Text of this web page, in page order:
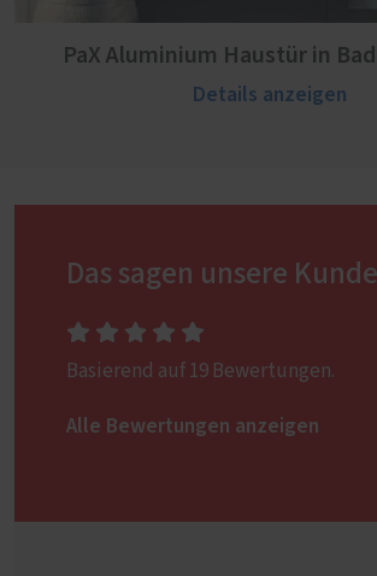
PaX Aluminium Haustür in
Details anzeigen
Das sagen unsere
Basierend auf 19 Bewertungen.
Alle Bewertungen anzeigen